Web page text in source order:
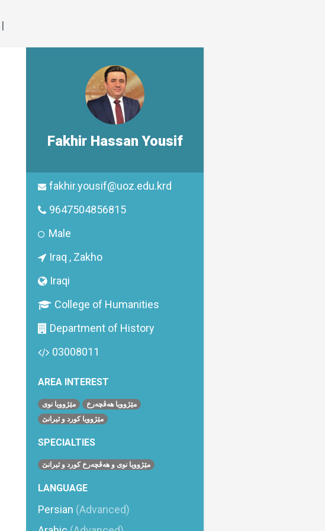
|
Fakhir Hassan Yousif
fakhir.yousif@uoz.edu.krd
9647504856815
Male
Iraq , Zakho
Iraqi
College of Humanities
Department of History
03008011
AREA INTEREST
مێژوویا نوی
مێژوویا هه‌ڤچه‌رخ
مێژوویا كورد و ئیرانێ
SPECIALTIES
مێژوویا نوی و هه‌ڤچه‌رخ كورد و ئیرانێ
LANGUAGE
Persian (Advanced)